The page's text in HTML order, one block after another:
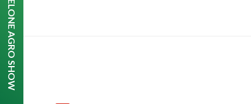
ZIELONE AGRO SHOW